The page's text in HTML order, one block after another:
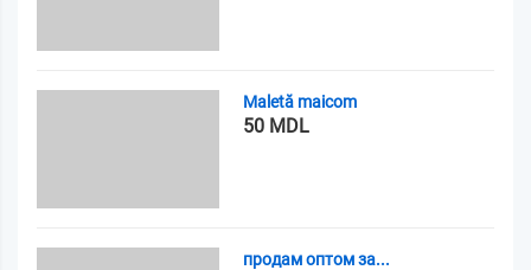
Maletă maicom
50 MDL
продам оптом за...